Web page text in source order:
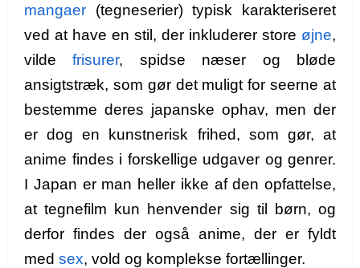
mangaer (tegneserier) typisk karakteriseret
ved at have en stil, der inkluderer store øjne,
vildefrisurer, spidse næser og bløde
ansigtstræk, som gør det muligt for seerne at
bestemme deres japanske ophav, men der
er dog en kunstnerisk frihed, som gør, at
anime findes i forskellige udgaver og genrer.
I Japan er man heller ikke af den opfattelse,
at tegnefilm kun henvender sig til børn, og
derfor findes der også anime, der er fyldt
med sex, vold og komplekse fortællinger.